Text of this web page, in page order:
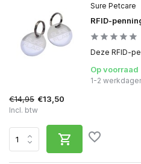
Sure Petcare
RFID-
Deze RFID-
Op voorraad
1-2
€14,95 €13,50
Incl. btw